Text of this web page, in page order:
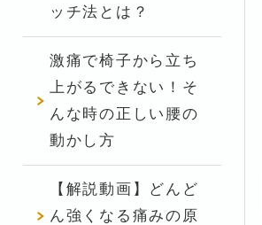
ッチ法とは？
激痛で椅子から立ち
上がるできない！そ
んな時の正しい腰の
動かし方
【解説動画】どんど
ん強くなる痛みの原